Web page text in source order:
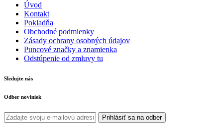
Úvod
Kontakt
Pokladňa
Obchodné podmienky
Zásady ochrany osobných údajov
Puncové značky a znamienka
Odstúpenie od zmluvy tu
Sledujte nás
Odber noviniek
Prihlásiť sa na odber